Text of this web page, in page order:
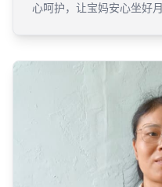
心呵护，让宝妈安心坐好